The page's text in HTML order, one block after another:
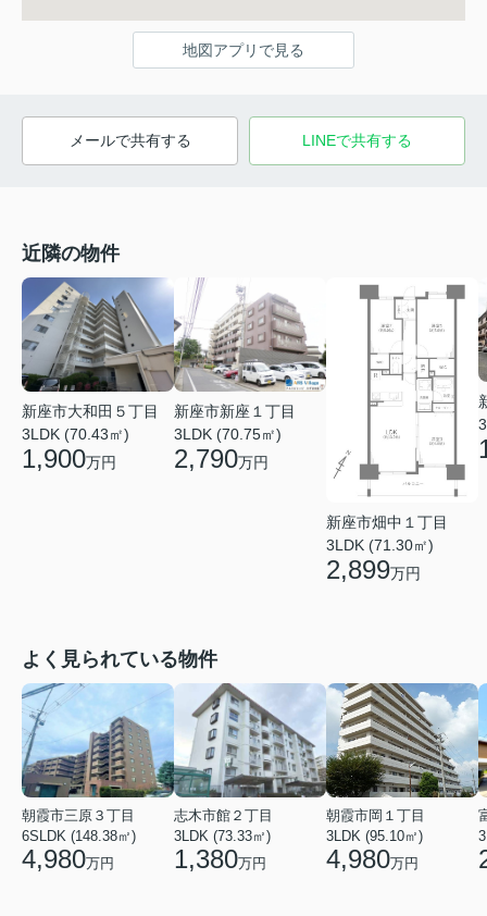
地図アプリで見る
メールで共有する LINEで共有する
近隣の物件
新座市大和田５丁目
3LDK (70.43㎡)
1,900万円
新座市新座１丁目
3LDK (70.75㎡)
2,790万円
新座市畑中１丁目
3LDK (71.30㎡)
2,899万円
よく見られている物件
朝霞市三原３丁目
6SLDK (148.38㎡)
4,980万円
志木市館２丁目
3LDK (73.33㎡)
1,380万円
朝霞市岡１丁目
3LDK (95.10㎡)
4,980万円